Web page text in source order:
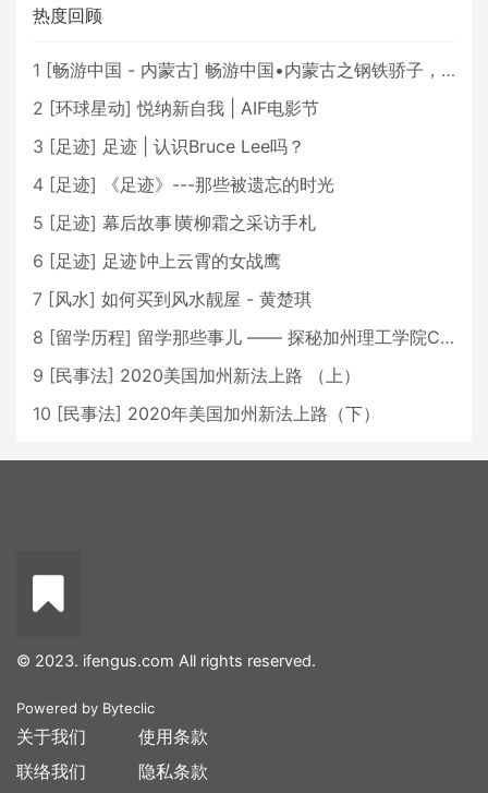
热度回顾
1 [畅游中国 - 内蒙古] 畅游中国•内蒙古之钢铁骄子，魅力包头
2 [环球星动] 悦纳新自我 | AIF电影节
3 [足迹] 足迹 | 认识Bruce Lee吗？
4 [足迹]
《足迹》---那些被遗忘的时光
5 [足迹] 幕后故事∣黄柳霜之采访手札
6 [足迹] 足迹∣冲上云霄的女战鹰
7 [风水] 如何买到风水靓屋 - 黄楚琪
8 [留学历程] 留学那些事儿 —— 探秘加州理工学院Caltech博士生活 [上集]
9 [民事法] 2020美国加州新法上路 （上）
10 [民事法] 2020年美国加州新法上路（下）
© 2023. ifengus.com All rights reserved.
Powered by Byteclic
关于我们
联络我们
使用条款
隐私条款